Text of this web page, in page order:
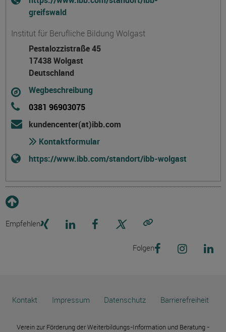
greifswald
Institut für Berufliche Bildung Wolgast
Pestalozzistraße 45
17438 Wolgast
Deutschland
Wegbeschreibung
0381 96903075
kundencenter(at)ibb.com
Kontaktformular
https://www.ibb.com/standort/ibb-wolgast
Empfehlen
Folgen
Kontakt Impressum Datenschutz Barrierefreiheit
Verein zur Förderung der Weiterbildungs-Information und Beratung -